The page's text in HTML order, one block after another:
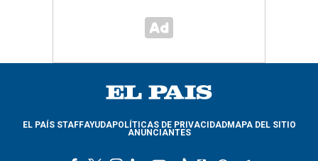
EL PAÍS STAFFAYUDAPOLÍTICAS DE PRIVACIDADMAPA DEL SITIO
ANUNCIANTES